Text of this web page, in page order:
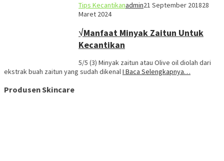
Tips Kecantikanadmin21 September 201828
Maret 2024
√Manfaat Minyak Zaitun Untuk
Kecantikan
5/5 (3) Minyak zaitun atau Olive oil diolah dari
ekstrak buah zaitun yang sudah dikenalI Baca Selengkapnya…
Produsen Skincare